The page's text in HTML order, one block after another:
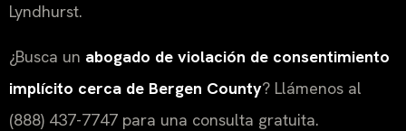
Lyndhurst.
¿Busca un abogado de violación de consentimiento
implícito cerca de Bergen County? Llámenos al
(888) 437-7747 para una consulta gratuita.